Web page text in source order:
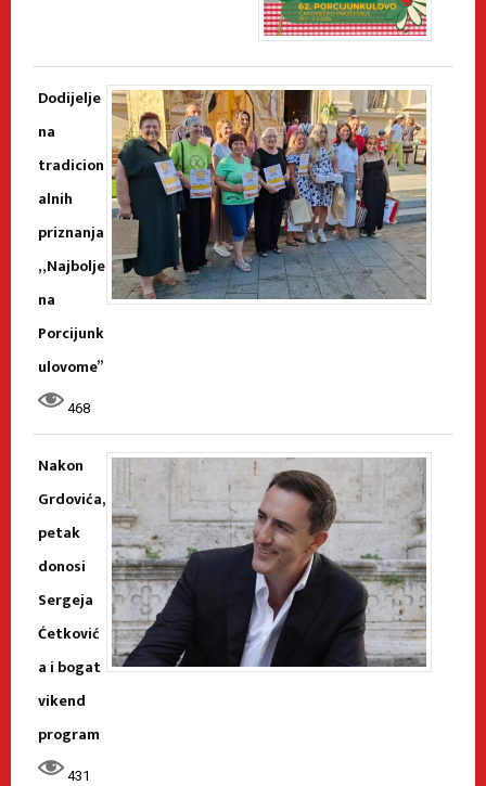
Dodijelje
na
tradicion
alnih
priznanja
„Najbolje
na
Porcijunk
ulovome”
468
Nakon
Grdovića,
petak
donosi
Sergeja
Ćetković
a i bogat
vikend
program
431